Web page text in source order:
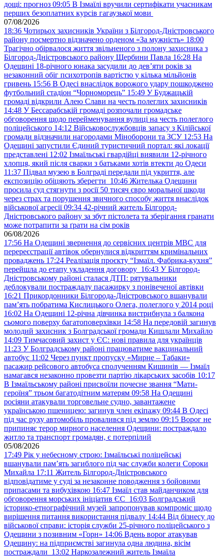
дощі: прогноз 09:05 В Ізмаїлі вручили сертифікати учасникам
перших безоплатних курсів гагаузької мови
07/08/2026
18:36 Чотирьох захисників України з Білгород-Дністровського
району посмертно відзначено орденом «За мужність» 18:00
Трагічно обірвалося життя звільненого з полону захисника з
Білгород-Дністровського району Щербини Павла 16:28 На
Одещині 18-річного юнака засудили до дев’яти років за
незаконний обіг психотропів вартістю у кілька мільйонів
гривень 15:56 В Одесі внаслідок ворожого удару пошкоджено
футбольний стадіон “Чорноморець” 15:49 У Буджацькій
громаді відкрили Алею Слави на честь полеглих захисників
14:48 У Бессарабській громаді розпочали громадське
обговорення щодо перейменування вулиці на честь полеглого
поліцейського 14:12 Військовослужбовців запасу з Кілійської
громади відзначили нагородами Міноборони та ЗСУ 12:53 На
Одещині запустили Єдиний туристичний портал: які локації
представлені 12:02 Ізмаїльські гвардійці виявили 12-річного
хлопця, який після сварки з батьками хотів втекти до Одеси
11:37 Підвал музею в Болграді передали під укриття, але
експозицію обіцяють зберегти 10:46 Жителька Одещини
просила суд стягнути з росії 50 тисяч євро моральної шкоди
через страх та порушення звичного способу життя внаслідок
військової агресії 09:34 42-річний житель Білгород-
Дністровського району за збут пістолета та зберігання гранати
може потрапити за ґрати на сім років
06/08/2026
17:56 На Одещині звернення до сервісних центрів МВС для
перереєстрації автівок обернулися відкриттям кримінальних
проваджень 17:24 Реалізація проєкту “Ізмаїл. Фабрика-кухня”
перейшла до етапу укладення договору 16:43 У Білгород-
Дністровському районі сталася ДТП: рятувальники
деблокували постраждалу пасажирку з понівеченої автівки
16:21 Прикордонники Білгорода-Дністровського вшанували
пам’ять побратима Кислицького Олега, полеглого у 2014 році
16:02 На Одещині 12-річна дівчинка вистрибнула з балкона
сьомого поверху багатоповерхівки 14:58 На передовій загинув
молодий захисник з Болградської громади Кишлали Михайло
14:09 Тимчасовий захист у ЄС: нові правила для українців
11:23 У Болградському районі працюватиме вакцинальний
автобус 11:02 Через пункт пропуску «Мирне – Табаки»
пасажир рейсового автобуса сполученням Кишинів — Ізмаїл
намагався незаконно провезти партію лікарських засобів 10:17
В Ізмаїльському районі присвоїли почесне звання “Мати-
героїня” трьом багатодітним матерям 09:58 На Одещині
росіяни атакували торговельне судно, завантажене
українською пшеницею: загинув член екіпажу 09:44 В Одесі
під час руху автомобіль провалився під землю 09:15 Ворог не
припиняє терор мирного населення Одещини: постраждало
житло та транспорт громадян, є потерпілий
05/08/2026
17:49 Рік у небесному строю: Ізмаїльські поліцейські
вшанували пам’ять загиблого під час служби колеги Сороки
Михайла 17:11 Житель Білгород-Дністровського
відповідатиме у суді за незаконне поводження з бойовими
припасами та вибухівкою 16:47 Ізмаїл став майданчиком для
обговорення морських ініціатив ЄС 16:03 Болградський
історико-етнографічний музей запропонував компроміс щодо
вирішення питання використання підвалу 14:44 Від бізнесу до
військової справи: історія служби 25-річного поліцейського з
Одещини з позивним «Горн» 14:06 Вдень ворог атакував
Одещину: на підприємстві загинула одна людина, вісім
постраждали 13:02 Наркозалежний житель Ізмаїла